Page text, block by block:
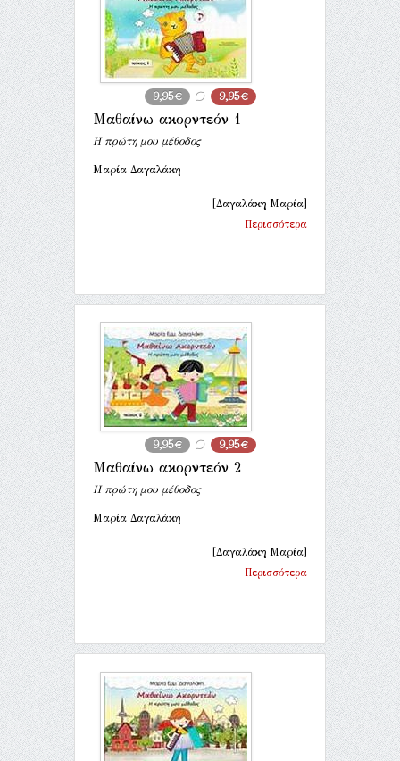
9,95€ 9,95€
Μαθαίνω ακορντεόν 1
Η πρώτη μου μέθοδος
Μαρία Δαγαλάκη
[Δαγαλάκη Μαρία]
Περισσότερα
9,95€ 9,95€
Μαθαίνω ακορντεόν 2
Η πρώτη μου μέθοδος
Μαρία Δαγαλάκη
[Δαγαλάκη Μαρία]
Περισσότερα